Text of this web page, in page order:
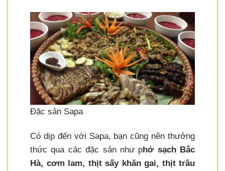
Đặc sản Sapa
Có dịp đến với Sapa, bạn cũng nên thưởng
thức qua các đặc sản như phở sạch Bắc
Hà, cơm lam, thịt sấy khăn gai, thịt trâu